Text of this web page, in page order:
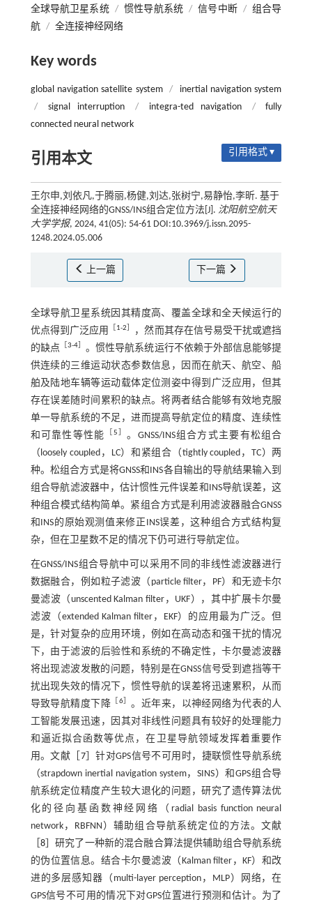
全球导航卫星系统 / 惯性导航系统 / 信号中断 / 组合导
航 / 全连接神经网络
Key words
global navigation satellite system /
inertial navigation system
/
signal interruption / integra-ted navigation /
fully
connected neural network
引用本文 引用格式 ▾
王尔申,刘依凡,于腾丽,杨健,刘达,张树宁,易静怡,李昕. 基于
全连接神经网络的GNSS/INS组合定位方法[J]. 沈阳航空航天
大学学报, 2024, 41(05): 54-61 DOI:10.3969/j.issn.2095-
1248.2024.05.006
上一篇 下一篇
全球导航卫星系统因其精度高、覆盖全球和全天候运行的
优点得到广泛应用
1-2
，然而其存在信号易受干扰或遮挡
的缺点
3-4］ 。惯性导航系统运行不依赖于外部信息能够提
供连续的三维运动状态参数信息，因而在航天、航空、船
舶及陆地车辆等运动载体定位测姿中得到广泛应用，但其
存在误差随时间累积的缺点。将两者结合能够有效地克服
单一导航系统的不足，进而提高导航定位的精度、连续性
和可靠性等性能
5
。GNSS/INS组合方式主要有松组合
（loosely coupled，LC）和紧组合（tightly coupled，TC）两
种。松组合方式是将GNSS和INS各自输出的导航结果输入到
组合导航滤波器中，估计惯性元件误差和INS导航误差，这
种组合模式结构简单。紧组合方式是利用滤波器融合GNSS
和INS的原始观测值来修正INS误差，这种组合方式结构复
杂，但在卫星数不足的情况下仍可进行导航定位。
在GNSS/INS组合导航中可以采用不同的非线性滤波器进行
数据融合，例如粒子滤波（particle filter，PF）和无迹卡尔
曼滤波（unscented Kalman filter，UKF），其中扩展卡尔曼
滤波（extended Kalman filter，EKF）的应用最为广泛。但
是，针对复杂的应用环境，例如在高动态和强干扰的情况
下，由于滤波的后验性和系统的不确定性，卡尔曼滤波器
将出现滤波发散的问题，特别是在GNSS信号受到遮挡等干
扰出现失效的情况下，惯性导航的误差将迅速累积，从而
导致导航精度下降
6］ 。近年来，以神经网络为代表的人
工智能发展迅速，因其对非线性问题具有较好的处理能力
和逼近拟合函数等优点，在卫星导航领域发挥着重要作
用。文献［ 7］针对GPS信号不可用时，捷联惯性导航系统
（strapdown inertial navigation system，SINS）和GPS组合导
航系统定位精度产生较大退化的问题，研究了遗传算法优
化的径向基函数神经网络（radial basis function neural
network，RBFNN）辅助组合导航系统定位的方法。文献
8］研究了一种新的混合融合算法提供辅助组合导航系统
的伪位置信息。结合卡尔曼滤波（Kalman filter，KF）和改
进的多层感知器（multi-layer perception，MLP）网络，在
GPS信号不可用的情况下对GPS位置进行预测和估计。为了